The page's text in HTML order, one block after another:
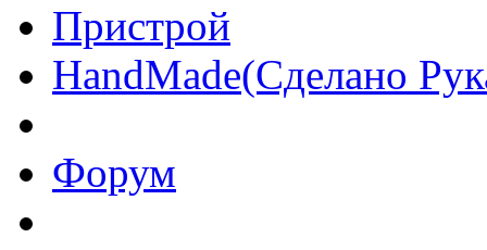
Пристрой
HandMade(Сделано
Форум